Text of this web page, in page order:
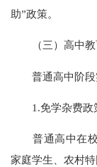
助”政策。
（三）高中
普通高中阶段
1.免学杂费政
普通高中在校
家庭学生、农村